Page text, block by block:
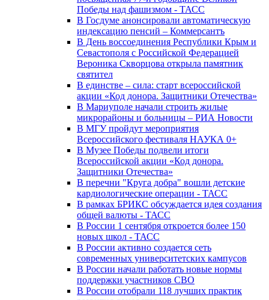
Победы над фашизмом - ТАСС
В Госдуме анонсировали автоматическую
индексацию пенсий – Коммерсантъ
В День воссоединения Республики Крым и
Севастополя с Российской Федерацией
Вероника Скворцова открыла памятник
святител
В единстве – сила: старт всероссийской
акции «Код донора. Защитники Отечества»
В Мариуполе начали строить жилые
микрорайоны и больницы – РИА Новости
В МГУ пройдут мероприятия
Всероссийского фестиваля НАУКА 0+
В Музее Победы подвели итоги
Всероссийской акции «Код донора.
Защитники Отечества»
В перечни "Круга добра" вошли детские
кардиологические операции - ТАСС
В рамках БРИКС обсуждается идея создания
общей валюты - ТАСС
В России 1 сентября откроется более 150
новых школ - ТАСС
В России активно создается сеть
современных университетских кампусов
В России начали работать новые нормы
поддержки участников СВО
В России отобрали 118 лучших практик